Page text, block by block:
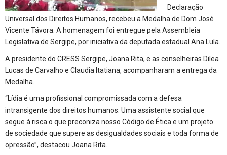
Declaração
Universal dos Direitos Humanos, recebeu a Medalha de Dom José
Vicente Távora. A homenagem foi entregue pela Assembleia
Legislativa de Sergipe, por iniciativa da deputada estadual Ana Lula.
A presidente do CRESS Sergipe, Joana Rita, e as conselheiras Dilea
Lucas de Carvalho e Claudia Itatiana, acompanharam a entrega da
Medalha.
“Lídia é uma profissional compromissada com a defesa
intransigente dos direitos humanos. Uma assistente social que
segue à risca o que preconiza nosso Código de Ética e um projeto
de sociedade que supere as desigualdades sociais e toda forma de
opressão”, destacou Joana Rita.